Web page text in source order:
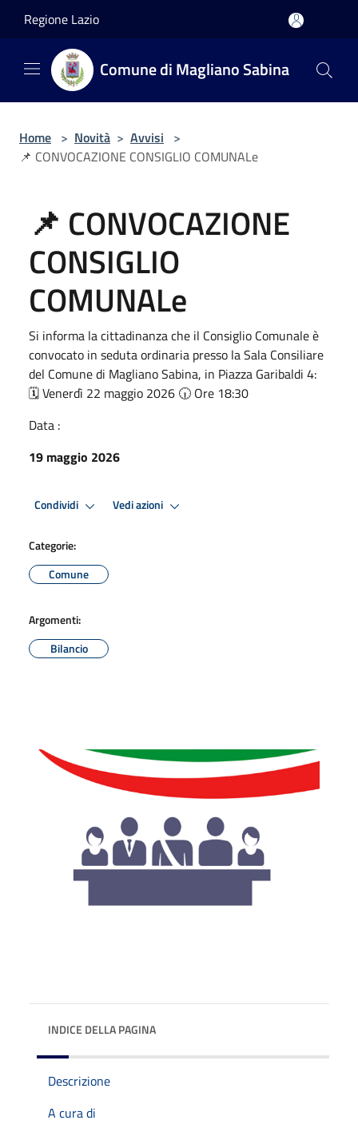
Regione Lazio
Comune di Magliano Sabina
Home > Novità > Avvisi >
📌 CONVOCAZIONE CONSIGLIO COMUNALe
📌 CONVOCAZIONE
CONSIGLIO
COMUNALe
Si informa la cittadinanza che il Consiglio Comunale è
convocato in seduta ordinaria presso la Sala Consiliare
del Comune di Magliano Sabina, in Piazza Garibaldi 4:
🗓️ Venerdì 22 maggio 2026 🕡 Ore 18:30
Data :
19 maggio 2026
Condividi Vedi azioni
Categorie:
Comune
Argomenti:
Bilancio
INDICE DELLA PAGINA
Descrizione
A cura di